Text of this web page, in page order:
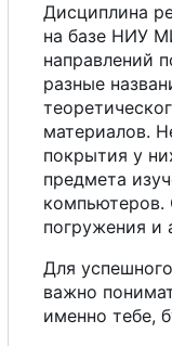
Дисциплина
на базе НИУ
направлений
разные
материалов.
покрытия у
предмета
компьютеров.
погружения и
Для
важно
именно тебе,